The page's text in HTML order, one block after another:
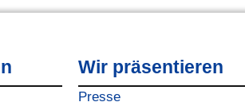
Wir präsentieren
Presse